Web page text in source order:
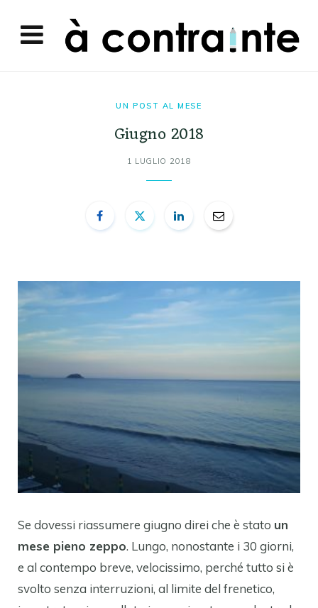
UN POST AL MESE
Giugno 2018
1 LUGLIO 2018
Se dovessi riassumere giugno direi che è stato un
mese pieno zeppo. Lungo, nonostante i 30 giorni,
e al contempo breve, velocissimo, perché tutto si è
svolto senza interruzioni, al limite del frenetico,